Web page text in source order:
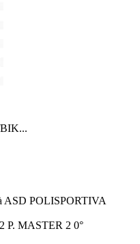
ASD POLISPORTIVA
P. MASTER 2 0°